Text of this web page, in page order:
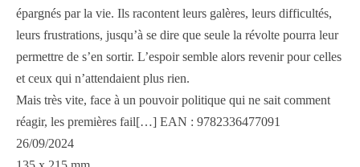
épargnés par la vie. Ils racontent leurs galères, leurs difficultés,
leurs frustrations, jusqu’à se dire que seule la révolte pourra leur
permettre de s’en sortir. L’espoir semble alors revenir pour celles
et ceux qui n’attendaient plus rien.
Mais très vite, face à un pouvoir politique qui ne sait comment
réagir, les premières fail[…] EAN : 9782336477091
26/09/2024